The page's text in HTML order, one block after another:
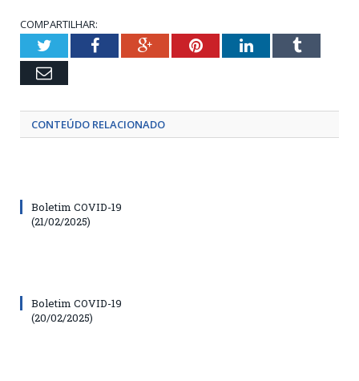
COMPARTILHAR:
TwitterFacebookGoogle+PinterestLinkedInTumblr
Email
CONTEÚDO RELACIONADO
Boletim COVID-19
(21/02/2025)
Boletim COVID-19
(20/02/2025)